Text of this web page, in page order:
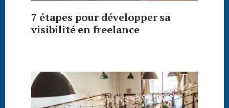
7 étapes pour développer sa
visibilité en freelance